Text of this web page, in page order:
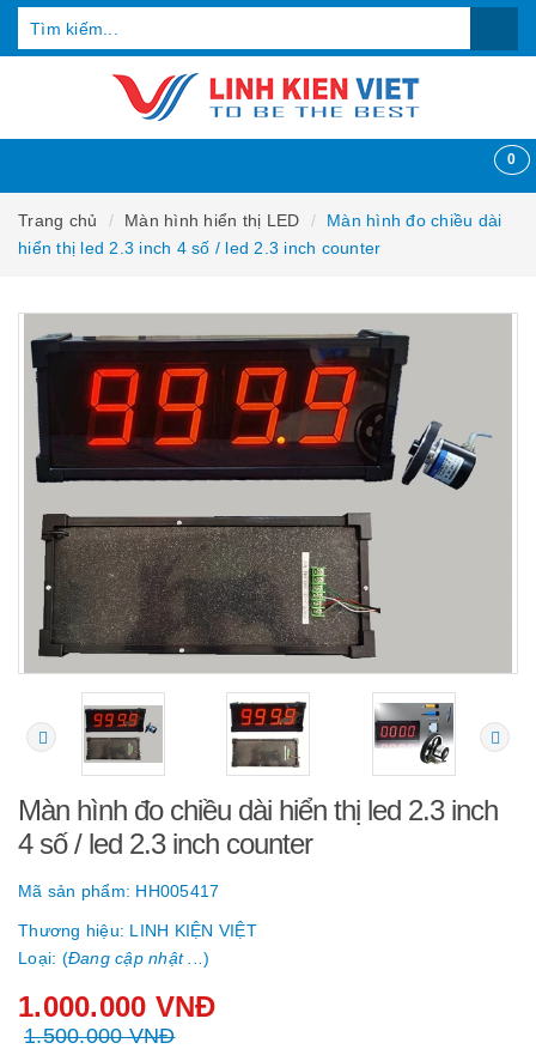
0
Trang chủ Màn hình hiển thị LED
Màn hình đo chiều dài
hiển thị led 2.3 inch 4 số / led 2.3 inch counter
Màn hình đo chiều dài hiển thị led 2.3 inch
4 số / led 2.3 inch counter
Mã sản phẩm: HH005417
Thương hiệu: LINH KIỆN VIỆT
Loại: (Đang cập nhật ... )
1.000.000 VNĐ
1.500.000 VNĐ